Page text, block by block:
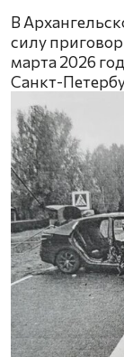
В
силу
марта 2026
Санкт-